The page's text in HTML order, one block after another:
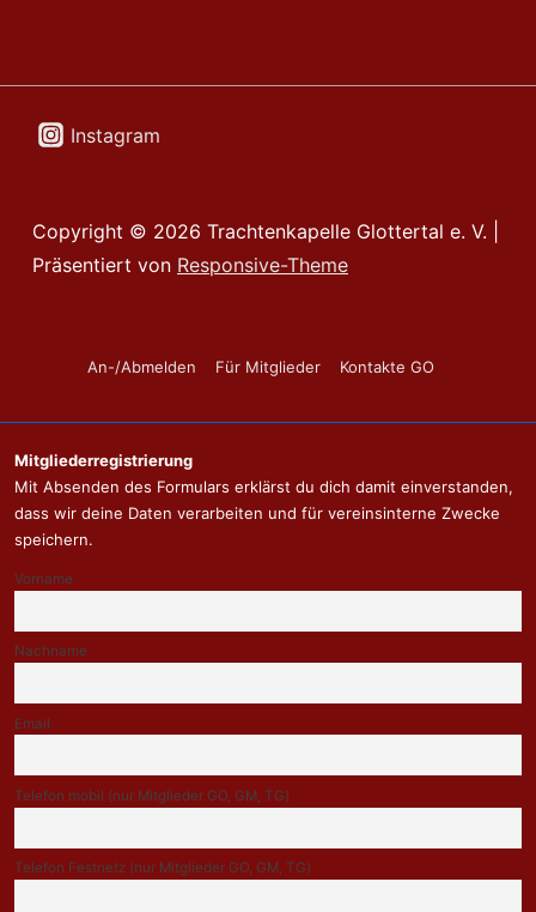
Instagram
Copyright © 2026 Trachtenkapelle Glottertal e. V.
Präsentiert von Responsive-Theme
Footer-
An-/Abmelden Für Mitglieder Kontakte GO
Mitgliederregistrierung
Mit Absenden des Formulars erklärst du dich damit einverstanden,
dass wir deine Daten verarbeiten und für vereinsinterne Zwecke
speichern.
Vorname
Nachname
Email
Telefon mobil (nur Mitglieder GO, GM, TG)
Telefon Festnetz (nur Mitglieder GO, GM, TG)